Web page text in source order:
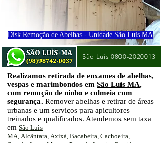
Disk Remoção de Abelhas - Unidade São Luìs MA
São Luìs 0800-2020013
Realizamos retirada de enxames de abelhas,
vespas e marimbondos em Sâo Luìs MA,
com remoção de ninho e colmeia com
segurança. Remover abelhas e retirar de áreas
urbanas e um serviços para apicultores
treinados e qualificados. Atendemos sem taxa
em São Luìs
MA, Alcântara, Axixá, Bacabeira, Cachoeira,